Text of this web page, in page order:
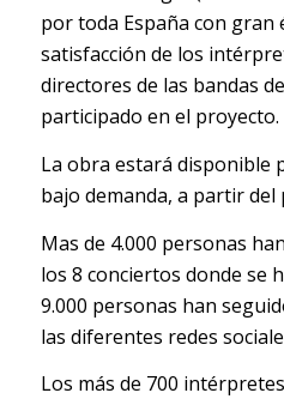
por toda España con gran
satisfacción de los
directores de las bandas
participado en el proyecto.
La obra estará disponible
bajo demanda, a partir del
Mas de 4.000 personas
los 8 conciertos donde se
9.000 personas han
las diferentes redes
Los más de 700